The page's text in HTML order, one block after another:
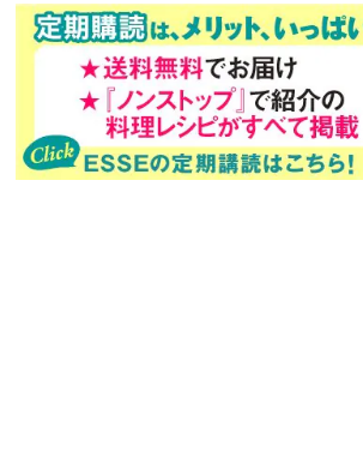
次回予告
年間定期購読
バックナンバー